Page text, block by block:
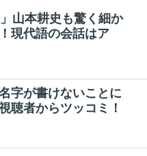
山本耕史も驚く細か
現代語の会話はア
字が書けないことに
聴者からツッコミ！